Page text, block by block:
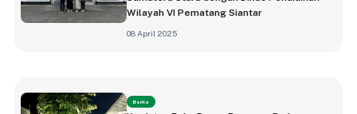
Wilayah VI Pematang Siantar
08 April 2025
Berita